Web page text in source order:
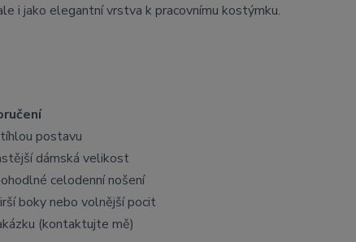
i jako elegantní vrstva k pracovnímu kostýmku.
postavu
dámská velikost
celodenní nošení
boky nebo volnější pocit
(kontaktujte mě)